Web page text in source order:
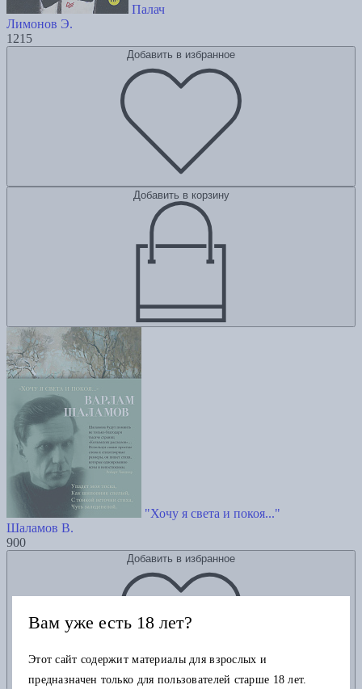
Палач
Лимонов Э.
1215
Добавить в избранное
Добавить в корзину
"Хочу я света и покоя..."
Шаламов В.
900
Добавить в избранное
Вам уже есть 18 лет?
Этот сайт содержит материалы для взрослых и
предназначен только для пользователей старше 18 лет.